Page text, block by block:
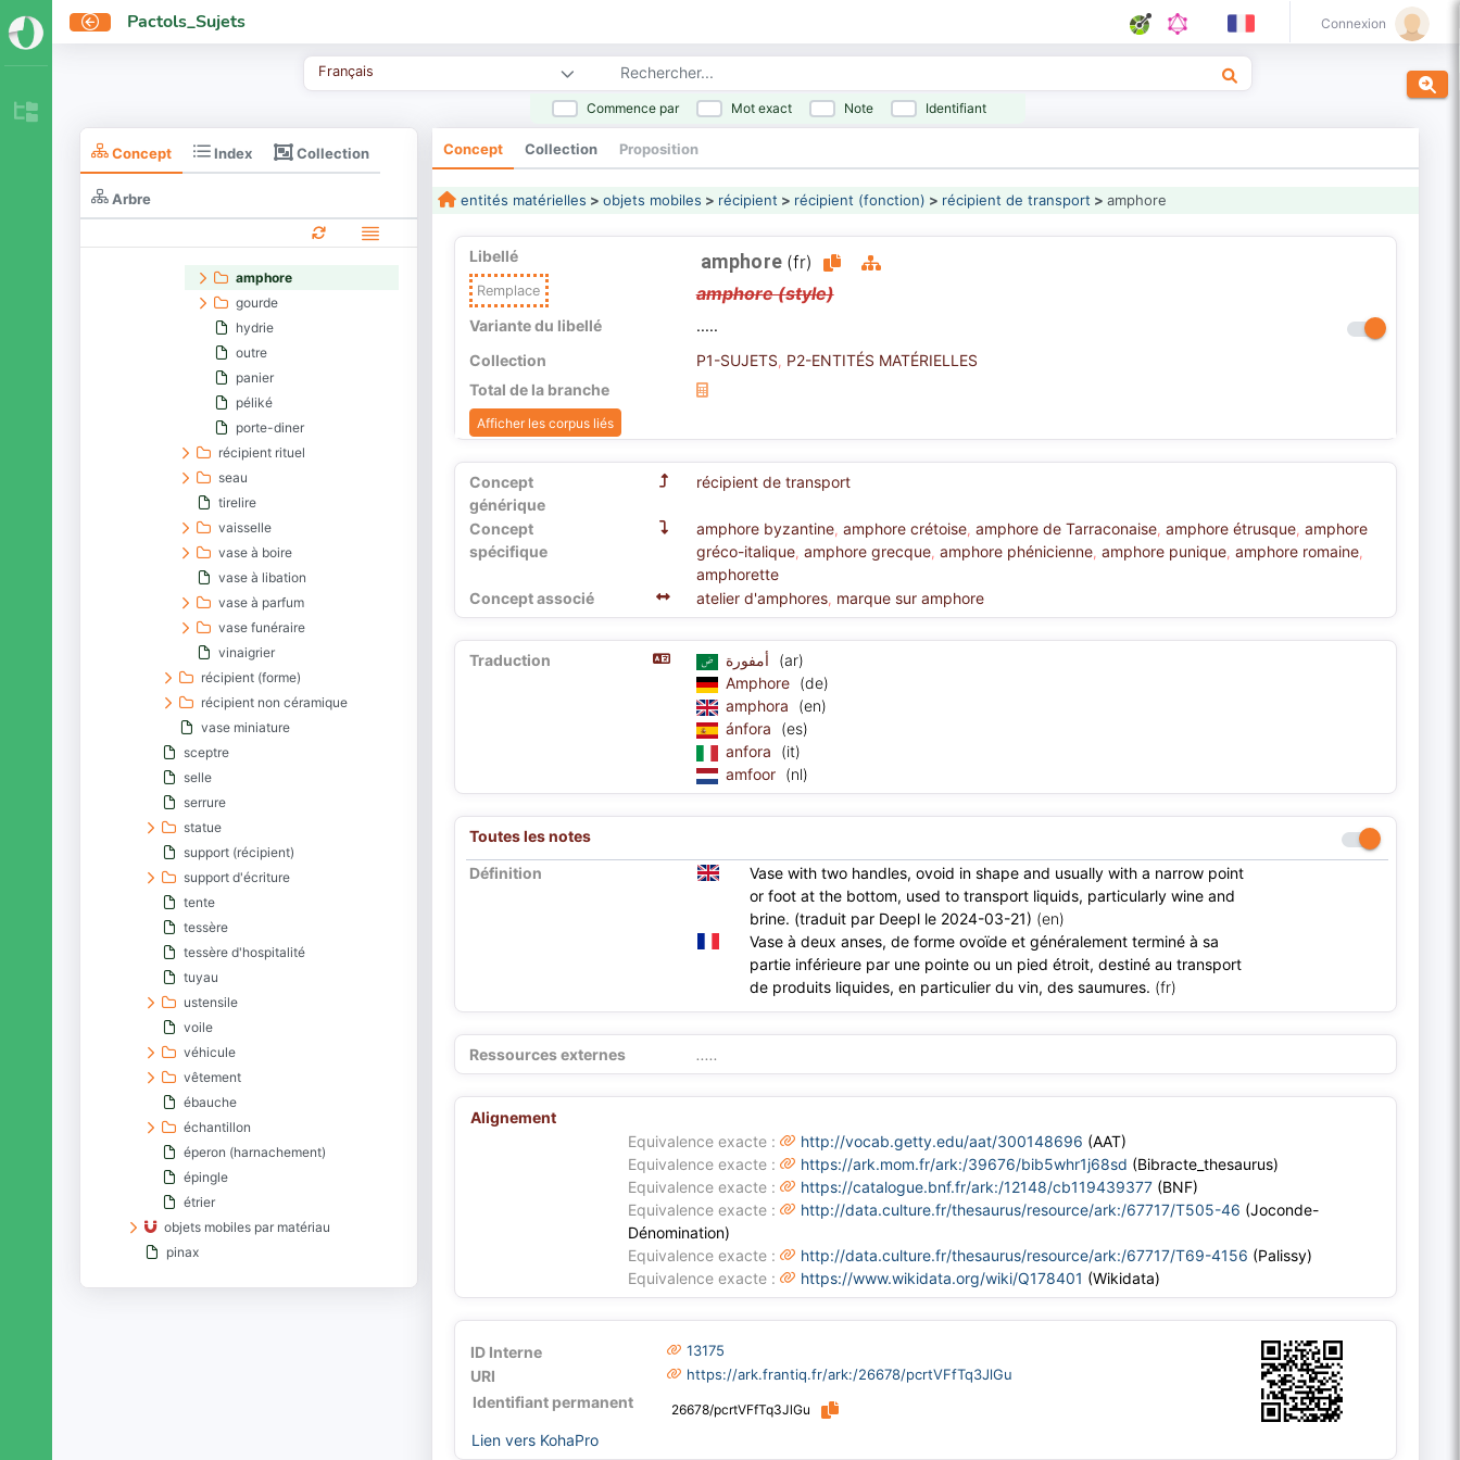
Pactols_Sujets Connexion
Français
Commence par Mot exact Note Identifiant
Concept Index Collection
Arbre
cuvier (récipient)
pot à pharmacie
pot de chambre
pot de poêle
récipient de stockage
récipient de transport
amphore
gourde
hydrie
outre
panier
péliké
porte-diner
récipient rituel
seau
tirelire
vaisselle
vase à boire
vase à libation
vase à parfum
vase funéraire
vinaigrier
récipient (forme)
récipient non céramique
vase miniature
sceptre
selle
serrure
statue
support (récipient)
support d'écriture
tente
tessère
tessère d'hospitalité
tuyau
ustensile
voile
véhicule
vêtement
ébauche
échantillon
éperon (harnachement)
épingle
étrier
objets mobiles par matériau
pinax
Concept Collection Proposition
entités matérielles > objets mobiles > récipient > récipient (fonction) > récipient de transport > amphore
Libellé amphore (fr)
Remplace amphore (style)
Variante du libellé
.....
Collection
P1-SUJETS P2-ENTITÉS MATÉRIELLES
Total de la branche
Afficher les corpus liés
Concept
générique
récipient de transport
Concept
spécifique
amphore byzantine, amphore crétoise, amphore de Tarraconaise, amphore étrusque, amphore
gréco-italique, amphore grecque, amphore phénicienne, amphore punique, amphore romaine,
amphorette
Concept associé
atelier d'amphores, marque sur amphore
Traduction
(ar)
Amphore (de)
amphora
(en)
ánfora
(es)
anfora
(it)
amfoor (nl)
Toutes les notes
Définition
Vase with two handles, ovoid in shape and usually with a narrow point
or foot at the bottom, used to transport liquids, particularly wine and
brine. (traduit par Deepl le 2024-03-21) (en)
Vase à deux anses, de forme ovoïde et généralement terminé à sa
partie inférieure par une pointe ou un pied étroit, destiné au transport
de produits liquides, en particulier du vin, des saumures. (fr)
Ressources externes .....
Alignement
Equivalence exacte :
http://vocab.getty.edu/aat/300148696 (AAT)
Equivalence exacte :
https://ark.mom.fr/ark:/39676/bib5whr1j68sd (Bibracte_thesaurus)
Equivalence exacte :
https://catalogue.bnf.fr/ark:/12148/cb119439377(BNF)
Equivalence exacte :
http://data.culture.fr/thesaurus/resource/ark:/67717/T505-46 (Joconde-
Dénomination)
Equivalence exacte :
http://data.culture.fr/thesaurus/resource/ark:/67717/T69-4156 (Palissy)
Equivalence exacte :
https://www.wikidata.org/wiki/Q178401 (Wikidata)
ID Interne 13175
URI https://ark.frantiq.fr/ark:/26678/pcrtVFfTq3JlGu
Identifiant permanent 26678/pcrtVFfTq3JlGu
Lien vers KohaPro